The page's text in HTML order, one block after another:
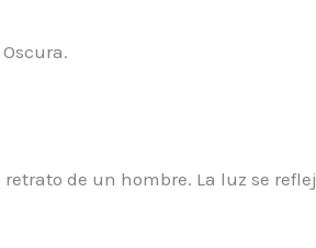
de un hombre. La luz se